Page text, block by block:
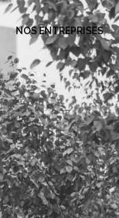
NOS ENTREPRISES